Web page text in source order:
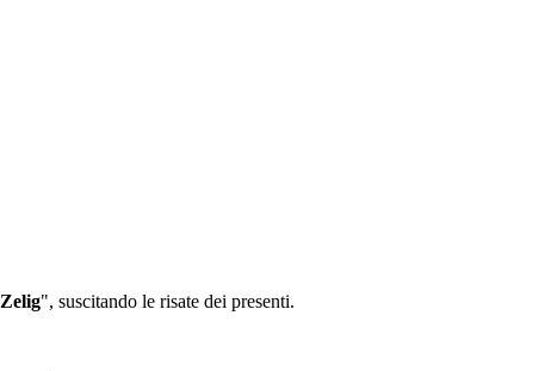
Zelig", suscitando le risate dei presenti.